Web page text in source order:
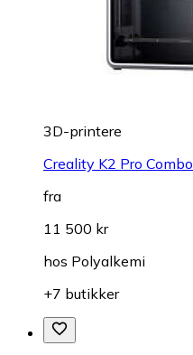
3D-printere
Creality K2 Pro Combo
fra
11 500 kr
hos Polyalkemi
+7 butikker